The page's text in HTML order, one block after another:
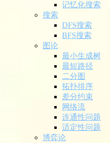
记忆化搜索
搜索
DFS搜索
BFS搜索
图论
最小生成树
最短路径
二分图
拓扑排序
差分约束
网络流
连通性问题
适定性问题
博弈论